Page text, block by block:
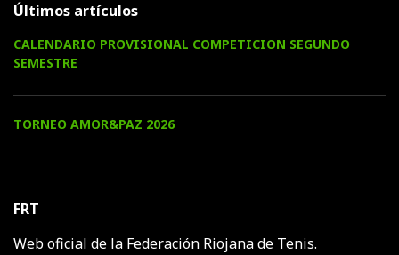
Últimos artículos
CALENDARIO PROVISIONAL COMPETICION SEGUNDO
SEMESTRE
TORNEO AMOR&PAZ 2026
FRT
Web oficial de la Federación Riojana de Tenis.